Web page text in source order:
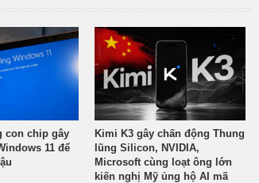
con chip gây
11 để
Kimi K3 gây chấn động Thung
lũng Silicon, NVIDIA,
Microsoft cùng loạt ông lớn
kiến nghị Mỹ ủng hộ AI mã